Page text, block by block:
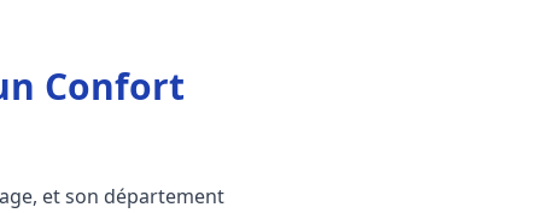
Confort
et son département